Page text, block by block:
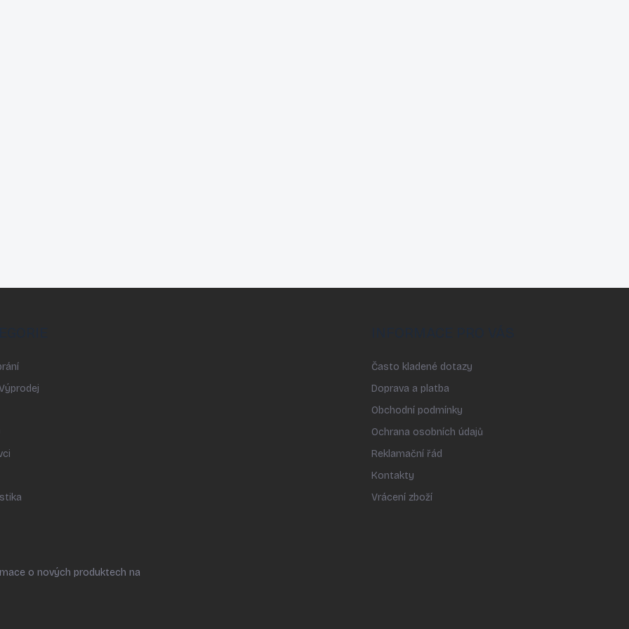
Často kladené dotazy
Doprava a platba
Obchodní podmínky
Ochrana osobních údajů
Reklamační řád
Kontakty
Vrácení zboží
o nových produktech na